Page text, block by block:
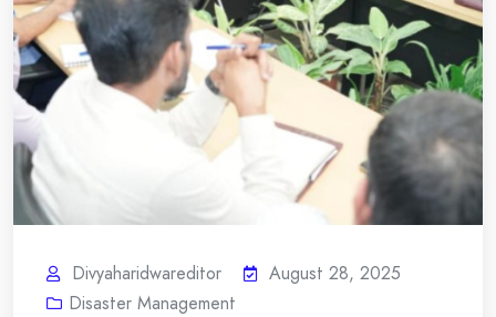
Divyaharidwareditor
August 28, 2025
Disaster Management